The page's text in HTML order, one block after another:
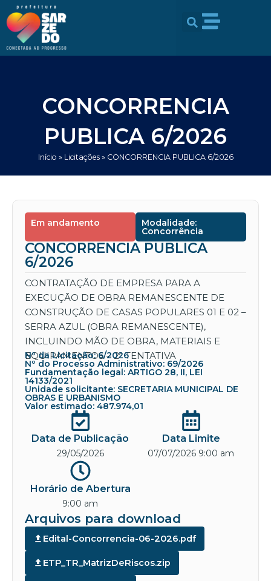
conteúdo
para
conteúdo
CONCORRENCIA
PUBLICA 6/2026
Início » Licitações» CONCORRENCIA PUBLICA 6/2026
Em andamento Modalidade:
Concorrência
CONCORRENCIA PUBLICA
6/2026
CONTRATAÇÃO DE EMPRESA PARA A
EXECUÇÃO DE OBRA REMANESCENTE DE
CONSTRUÇÃO DE CASAS POPULARES 01 E 02 –
SERRA AZUL (OBRA REMANESCENTE),
INCLUINDO MÃO DE OBRA, MATERIAIS E
EQUIPAMENTOS – 2ª TENTATIVA
Nº da Licitação: 6/2026
Nº do Processo Administrativo: 69/2026
Fundamentação legal: ARTIGO 28, II, LEI
14133/2021
Unidade solicitante: SECRETARIA MUNICIPAL DE
OBRAS E URBANISMO
Valor estimado: 487.974,01
Data de Publicação
29/05/2026
Data Limite
07/07/2026 9:00 am
Horário de Abertura
9:00 am
Arquivos para download
Edital-Concorrencia-06-2026.pdf
ETP_TR_MatrizDeRiscos.zip